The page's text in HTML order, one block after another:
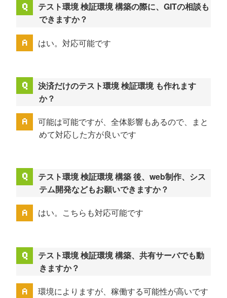
テスト環境 検証環境 構築の際に、GITの相談も
できますか？
はい。対応可能です
決済だけのテスト環境 検証環境 も作れます
か？
可能は可能ですが、全体影響もあるので、まと
めて対応した方が良いです
テスト環境 検証環境 構築 後、web制作、シス
テム開発などもお願いできますか？
はい。こちらも対応可能です
テスト環境 検証環境 構築、共有サーバでも動
きますか？
環境によりますが、稼働する可能性が高いです